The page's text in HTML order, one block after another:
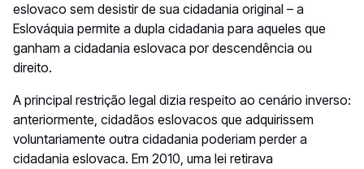
eslovaco sem desistir de sua cidadania original – a
Eslováquia permite a dupla cidadania para aqueles que
ganham a cidadania eslovaca por descendência ou
direito.
A principal restrição legal dizia respeito ao cenário inverso:
anteriormente, cidadãos eslovacos que adquirissem
voluntariamente outra cidadania poderiam perder a
cidadania eslovaca. Em 2010, uma lei retirava